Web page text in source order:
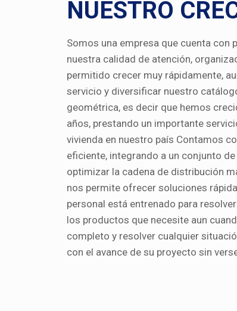
NUESTRO
Somos una empresa que cuenta con
nuestra calidad de atención,
permitido crecer muy rápidamente,
servicio y diversificar nuestro
geométrica, es decir que hemos
años, prestando un importante
vivienda en nuestro país Contamos
eficiente, integrando a un conjunto
optimizar la cadena de distribución
nos permite ofrecer soluciones
personal está entrenado para
los productos que necesite aun
completo y resolver cualquier
con el avance de su proyecto sin